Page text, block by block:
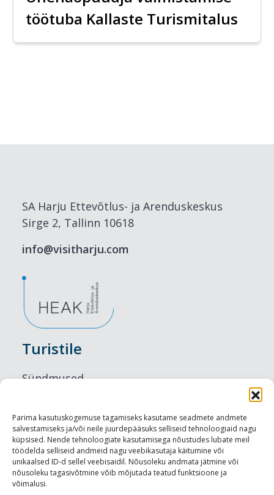
Parima kasutuskogemuse tagamiseks kasutame seadmete andmete
salvestamiseks ja/või neile juurdepääsuks selliseid tehnoloogiaid nagu
küpsised. Nende tehnoloogiate kasutamisega nõustudes lubate meil
töödelda selliseid andmeid nagu veebikasutaja käitumine või
unikaalsed ID-d sellel veebisaidil. Nõusoleku andmata jätmine või
nõusoleku tagasivõtmine võib mõjutada teatud funktsioone ja
võimalusi.
töötuba Kallaste Turismitalus
SA Harju Ettevõtlus- ja Arenduskeskus
Sirge 2, Tallinn 10618
info@visitharju.com
Turistile
Sündmused
Maitseelamused
Vaatamisväärsused
Visit Tallinn